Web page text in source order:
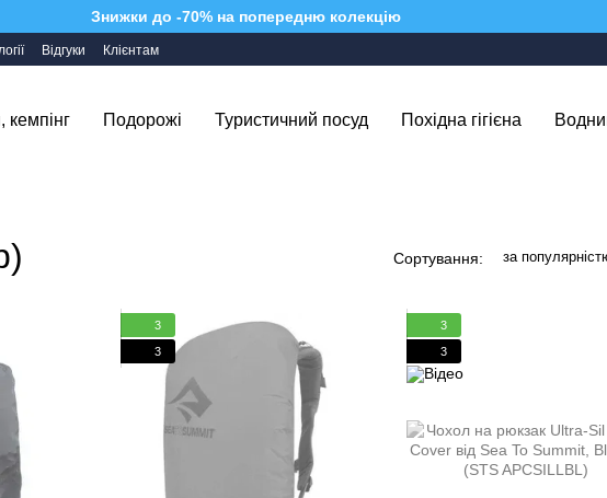
Знижки до -70% на попередню колекцію
Відгуки Клієнтам
кемпінг Подорожі Туристичний посуд Похідна гігієна
Сортування: за
3
3
3
3